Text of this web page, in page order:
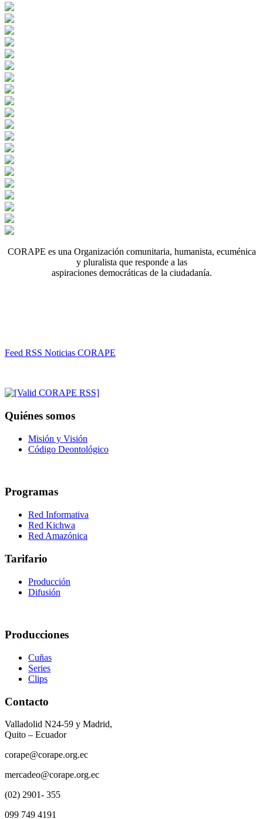
CORAPE es una Organización comunitaria, humanista, ecuménica
y pluralista que responde a las
aspiraciones democráticas de la ciudadanía.
Feed RSS Noticias CORAPE
Quiénes somos
Misión y Visión
Código Deontológico
Programas
Red Informativa
Red Kichwa
Red Amazónica
Tarifario
Producción
Difusión
Producciones
Cuñas
Series
Clips
Contacto
Valladolid N24-59 y Madrid,
Quito – Ecuador
corape@corape.org.ec
mercadeo@corape.org.ec
(02) 2901- 355
099 749 4191